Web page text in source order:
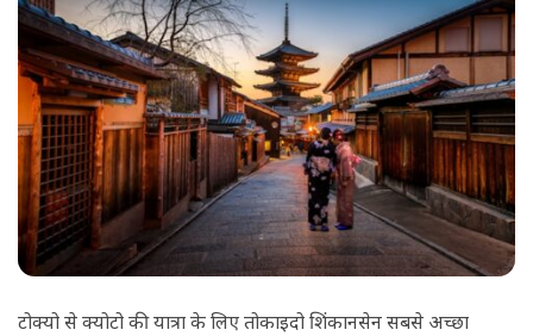
टोक्यो से क्योटो की यात्रा के लिए तोकाइदो शिंकानसेन सबसे अच्छा